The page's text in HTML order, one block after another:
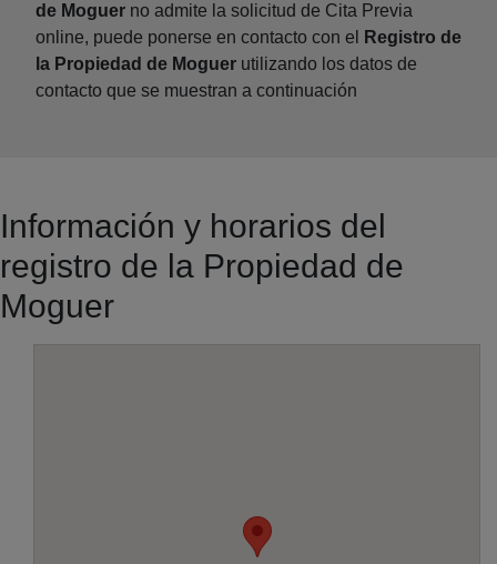
de Moguer no admite la solicitud de Cita Previa
online, puede ponerse en contacto con el
Registro de
la Propiedad de Moguer utilizando los datos de
contacto que se muestran a continuación
Información y horarios del
registro de la Propiedad de
Moguer